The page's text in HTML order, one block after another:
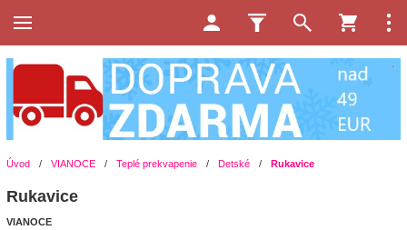
Úvod / VIANOCE / Teplé prekvapenie / Detské / Rukavice
Rukavice
VIANOCE